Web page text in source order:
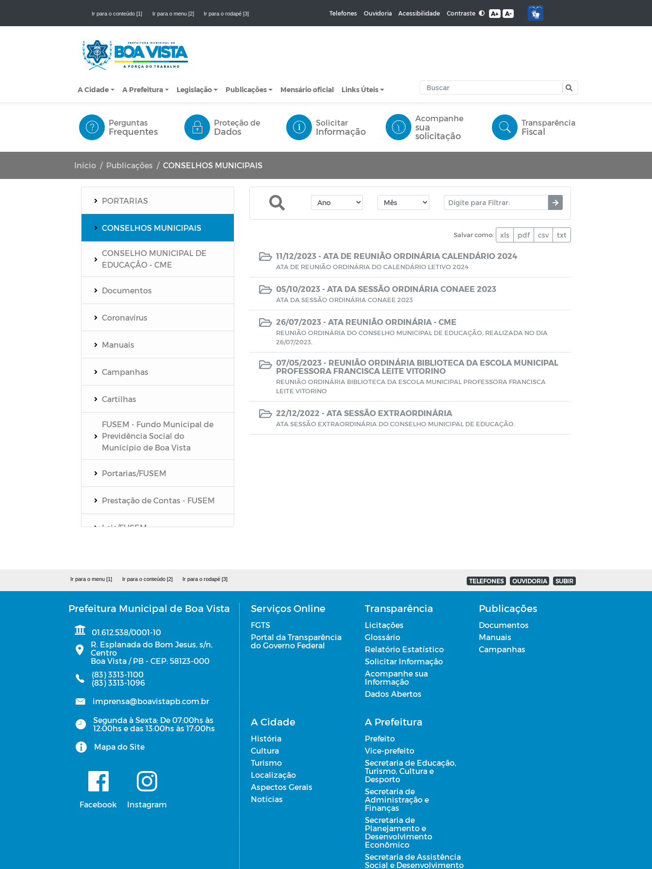
Ir para o conteúdo [1] Ir para o menu [2] Ir para o rodapé [3] Telefones Ouvidoria Acessibilidade Contraste A+ A-
A Cidade A Prefeitura Legislação Publicações Mensário oficial Links Úteis
Perguntas
Frequentes
Proteção de
Dados
Solicitar
Informação
Acompanhe
sua
solicitação
Transparência
Fiscal
Início Publicações CONSELHOS MUNICIPAIS
PORTARIAS
CONSELHOS MUNICIPAIS
CONSELHO MUNICIPAL DE
EDUCAÇÃO - CME
Documentos
Coronavírus
Manuais
Campanhas
Cartilhas
FUSEM - Fundo Municipal de
Previdência Social do
Município de Boa Vista
Portarias/FUSEM
Prestação de Contas - FUSEM
Leis/FUSEM
TERCEIRIZADOS
Estoque de Medicamentos -
Emendas Parlamentares
RGF - Relatório de Gestão Fiscal
Relatório de Gestão das
Atividades
Planos Estratégicos
Institucionais - PEI
Parecer do TCE/PB
Anual
Salvar como: xls pdf csv txt
11/12/2023 - ATA DE REUNIÃO ORDINÁRIA CALENDÁRIO 2024
ATA DE REUNIÃO ORDINÁRIA DO CALENDÁRIO LETIVO 2024
05/10/2023 - ATA DA SESSÃO ORDINÁRIA CONAEE 2023
ATA DA SESSÃO ORDINÁRIA CONAEE 2023
26/07/2023 - ATA REUNIÃO ORDINÁRIA - CME
REUNIÃO ORDINÁRIA DO CONSELHO MUNICIPAL DE EDUCAÇÃO, REALIZADA NO DIA
26/07/2023.
07/05/2023 - REUNIÃO ORDINÁRIA BIBLIOTECA DA ESCOLA MUNICIPAL
PROFESSORA FRANCISCA LEITE VITORINO
REUNIÃO ORDINÁRIA BIBLIOTECA DA ESCOLA MUNICIPAL PROFESSORA FRANCISCA
LEITE VITORINO
22/12/2022 - ATA SESSÃO EXTRAORDINÁRIA
ATA SESSÃO EXTRAORDINÁRIA DO CONSELHO MUNICIPAL DE EDUCAÇÃO.
Ir para o menu [1] Ir para o conteúdo [2] Ir para o rodapé [3] TELEFONES OUVIDORIA SUBIR
Prefeitura Municipal de Boa Vista
01.612.538/0001-10
R. Esplanada do Bom Jesus, s/n,
Centro
Boa Vista / PB - CEP: 58123-000
(83) 3313-1100
(83) 3313-1096
imprensa@boavistapb.com.br
Segunda à Sexta: De 07:00hs às
12:00hs e das 13:00hs às 17:00hs
Mapa do Site
Facebook Instagram
Serviços Online
FGTS
Portal da Transparência
do Governo Federal
Transparência
Licitações
Glossário
Relatório Estatístico
Solicitar Informação
Acompanhe sua
Informação
Dados Abertos
Publicações
Documentos
Manuais
Campanhas
A Cidade
História
Cultura
Turismo
Localização
Aspectos Gerais
Notícias
A Prefeitura
Prefeito
Vice-prefeito
Secretaria de Educação,
Turismo, Cultura e
Desporto
Secretaria de
Administração e
Finanças
Secretaria de
Planejamento e
Desenvolvimento
Econômico
Secretaria de Assistência
Social e Desenvolvimento